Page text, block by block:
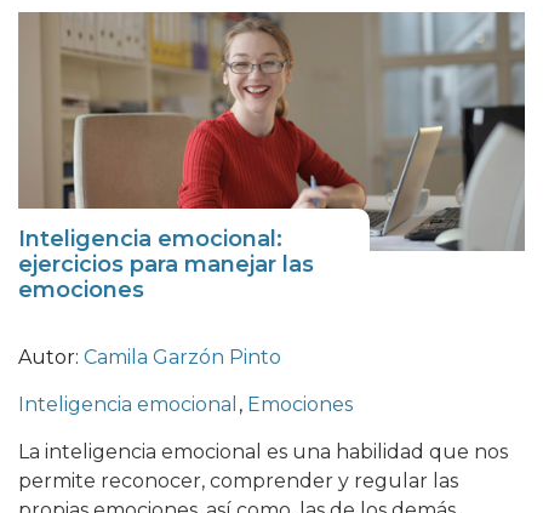
Inteligencia emocional:
ejercicios para manejar las
emociones
Autor: Camila Garzón Pinto
Inteligencia emocional, Emociones
La inteligencia emocional es una habilidad que nos
permite reconocer, comprender y regular las